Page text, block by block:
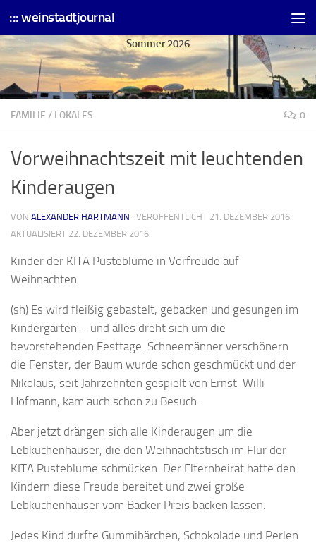
Skip to content
::: weinstadtjournal
Sommer 2026
FAMILIE / LOKALES 0
Vorweihnachtszeit mit leuchtenden
Kinderaugen
VON ALEXANDER HARTMANN · VERÖFFENTLICHT 21. DEZEMBER 2016 ·
AKTUALISIERT 22. DEZEMBER 2016
Kinder der KITA Pusteblume in Vorfreude auf
Weihnachten.
(sh) Es wird fleißig gebastelt, gebacken und gesungen im
Kindergarten – und alles dreht sich um die
bevorstehenden Festtage. Schneemänner verschönern
die Fenster, der Baum wurde schon geschmückt und der
Nikolaus, seit Jahrzehnten gespielt von Ernst-Willi
Hofmann, kam auch schon zu Besuch.
Aber jetzt drängen sich alle Kinderaugen um die
Lebkuchenhäuser, die den Weihnachtstisch im Flur der
KITA Pusteblume schmücken. Der Elternbeirat hatte den
Kindern diese Freude bereitet und zwei große
Lebkuchenhäuser vom Bäcker Preis backen lassen.
Jedes Kind durfte Gummibärchen, Schokolade und Perlen